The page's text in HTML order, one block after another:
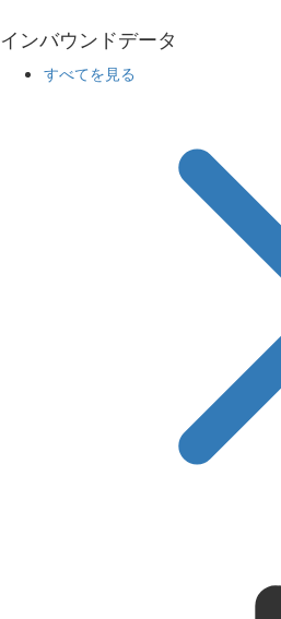
インバウンドデータ
すべてを見る